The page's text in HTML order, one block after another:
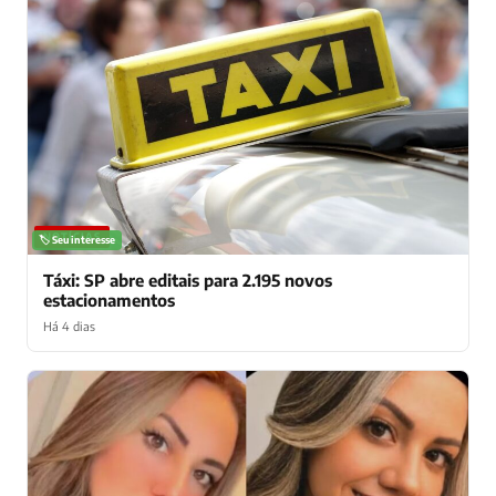
NOTÍCIAS
🏷️ Seu interesse
Táxi: SP abre editais para 2.195 novos
estacionamentos
Há 4 dias